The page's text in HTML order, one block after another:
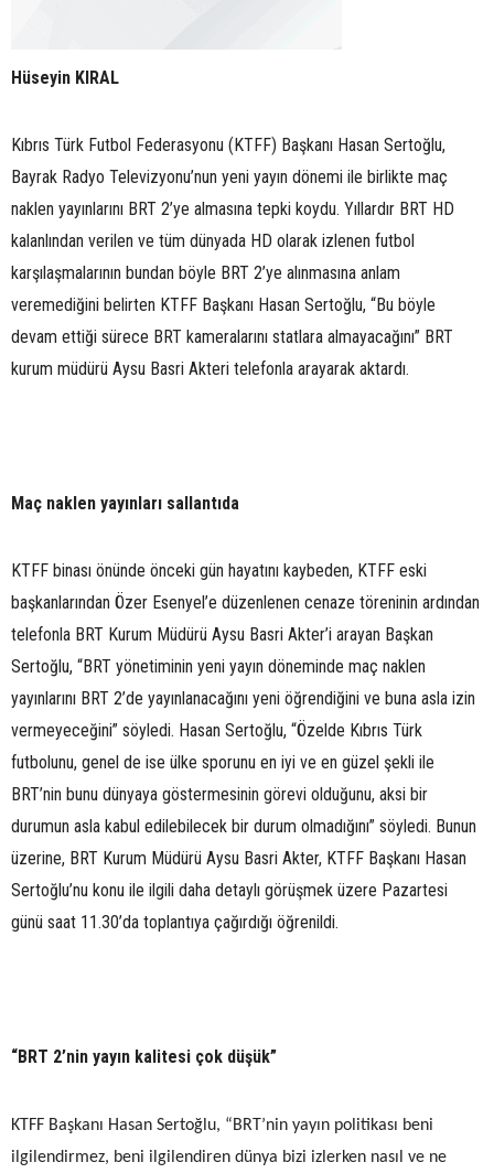
Hüseyin KIRAL
Kıbrıs Türk Futbol Federasyonu (KTFF) Başkanı Hasan Sertoğlu,
Bayrak Radyo Televizyonu’nun yeni yayın dönemi ile birlikte maç
naklen yayınlarını BRT 2’ye almasına tepki koydu. Yıllardır BRT HD
kalanlından verilen ve tüm dünyada HD olarak izlenen futbol
karşılaşmalarının bundan böyle BRT 2’ye alınmasına anlam
veremediğini belirten KTFF Başkanı Hasan Sertoğlu, “Bu böyle
devam ettiği sürece BRT kameralarını statlara almayacağını” BRT
kurum müdürü Aysu Basri Akteri telefonla arayarak aktardı.
Maç naklen yayınları sallantıda
KTFF binası önünde önceki gün hayatını kaybeden, KTFF eski
başkanlarından Özer Esenyel’e düzenlenen cenaze töreninin ardından
telefonla BRT Kurum Müdürü Aysu Basri Akter’i arayan Başkan
Sertoğlu, “BRT yönetiminin yeni yayın döneminde maç naklen
yayınlarını BRT 2’de yayınlanacağını yeni öğrendiğini ve buna asla izin
vermeyeceğini” söyledi. Hasan Sertoğlu, “Özelde Kıbrıs Türk
futbolunu, genel de ise ülke sporunu en iyi ve en güzel şekli ile
BRT’nin bunu dünyaya göstermesinin görevi olduğunu, aksi bir
durumun asla kabul edilebilecek bir durum olmadığını” söyledi. Bunun
üzerine, BRT Kurum Müdürü Aysu Basri Akter, KTFF Başkanı Hasan
Sertoğlu’nu konu ile ilgili daha detaylı görüşmek üzere Pazartesi
günü saat 11.30’da toplantıya çağırdığı öğrenildi.
“BRT 2’nin yayın kalitesi çok düşük”
KTFF Başkanı Hasan Sertoğlu, “BRT’nin yayın politikası beni
ilgilendirmez, beni ilgilendiren dünya bizi izlerken nasıl ve ne